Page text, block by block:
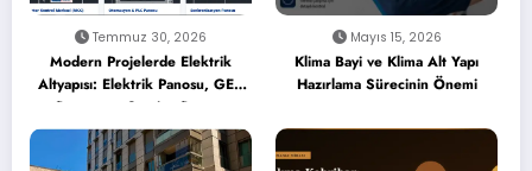
Temmuz 30, 2026
Modern Projelerde Elektrik
Altyapısı: Elektrik Panosu, GES
Panosu ve Şantiye Panosu
Mayıs 15, 2026
Klima Bayi ve Klima Alt Yapı
Hazırlama Sürecinin Önemi